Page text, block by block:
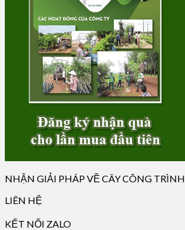
NHẬN GIẢI PHÁP VỀ CÂY CÔNG TRÌNH
LIÊN HỆ
KẾT NỐI ZALO